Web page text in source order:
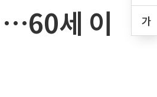
가
…60세 이